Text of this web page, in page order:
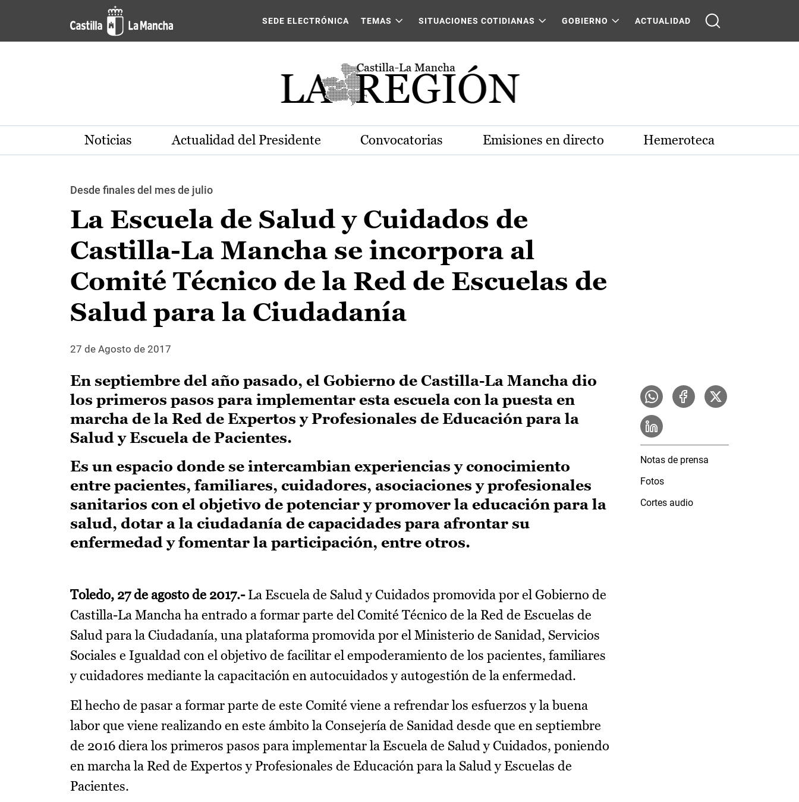
Pasar al contenido principal
SEDE ELECTRÓNICA TEMAS SITUACIONES COTIDIANAS GOBIERNO ACTUALIDAD
Noticias Actualidad del Presidente Convocatorias Emisiones en directo Hemeroteca
Desde finales del mes de julio
La Escuela de Salud y Cuidados de
Castilla-La Mancha se incorpora al
Comité Técnico de la Red de Escuelas de
Salud para la Ciudadanía
27 de Agosto de 2017
En septiembre del año pasado, el Gobierno de Castilla-La Mancha dio
los primeros pasos para implementar esta escuela con la puesta en
marcha de la Red de Expertos y Profesionales de Educación para la
Salud y Escuela de Pacientes.
Es un espacio donde se intercambian experiencias y conocimiento
entre pacientes, familiares, cuidadores, asociaciones y profesionales
sanitarios con el objetivo de potenciar y promover la educación para la
salud, dotar a la ciudadanía de capacidades para afrontar su
enfermedad y fomentar la participación, entre otros.
Toledo, 27 de agosto de 2017.- La Escuela de Salud y Cuidados promovida por el Gobierno de
Castilla-La Mancha ha entrado a formar parte del Comité Técnico de la Red de Escuelas de
Salud para la Ciudadanía, una plataforma promovida por el Ministerio de Sanidad, Servicios
Sociales e Igualdad con el objetivo de facilitar el empoderamiento de los pacientes, familiares
y cuidadores mediante la capacitación en autocuidados y autogestión de la enfermedad.
El hecho de pasar a formar parte de este Comité viene a refrendar los esfuerzos y la buena
labor que viene realizando en este ámbito la Consejería de Sanidad desde que en septiembre
de 2016 diera los primeros pasos para implementar la Escuela de Salud y Cuidados, poniendo
en marcha la Red de Expertos y Profesionales de Educación para la Salud y Escuelas de
Pacientes.
Notas de prensa
Fotos
Cortes audio